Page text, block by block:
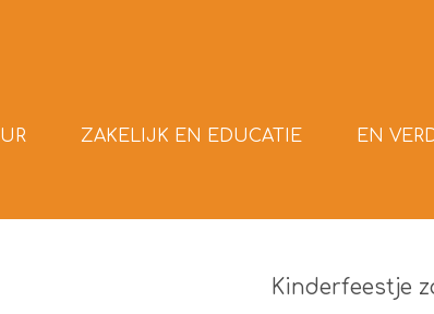
ZAKELIJK EN EDUCATIE EN
Kinderfeestje